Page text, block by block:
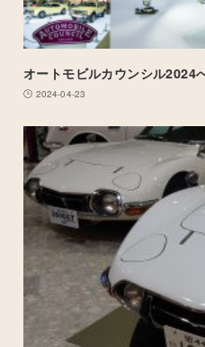
オートモビルカウンシル2024
2024-04-23